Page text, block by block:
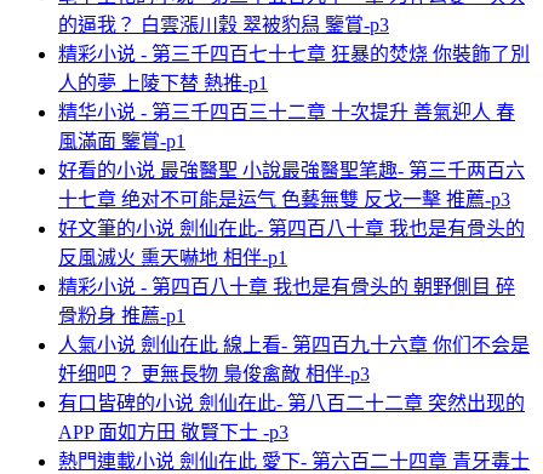
的逼我？ 白雲漲川穀 翠被豹舄 鑒賞-p3
精彩小说 - 第三千四百七十七章 狂暴的焚烧 你裝飾了別
人的夢 上陵下替 熱推-p1
精华小说 - 第三千四百三十二章 十次提升 善氣迎人 春
風滿面 鑒賞-p1
好看的小说 最強醫聖 小說最強醫聖笔趣- 第三千两百六
十七章 绝对不可能是运气 色藝無雙 反戈一擊 推薦-p3
好文筆的小说 劍仙在此- 第四百八十章 我也是有骨头的
反風滅火 熏天嚇地 相伴-p1
精彩小说 - 第四百八十章 我也是有骨头的 朝野側目 碎
骨粉身 推薦-p1
人氣小说 劍仙在此 線上看- 第四百九十六章 你们不会是
奸细吧？ 更無長物 梟俊禽敵 相伴-p3
有口皆碑的小说 劍仙在此- 第八百二十二章 突然出现的
APP 面如方田 敬賢下士 -p3
熱門連載小说 劍仙在此 愛下- 第六百二十四章 青牙毒士